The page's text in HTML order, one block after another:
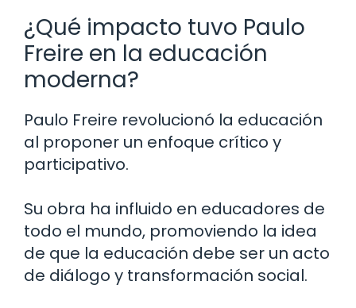
¿Qué impacto tuvo Paulo
Freire en la educación
moderna?
Paulo Freire revolucionó la educación
al proponer un enfoque crítico y
participativo.
Su obra ha influido en educadores de
todo el mundo, promoviendo la idea
de que la educación debe ser un acto
de diálogo y transformación social.